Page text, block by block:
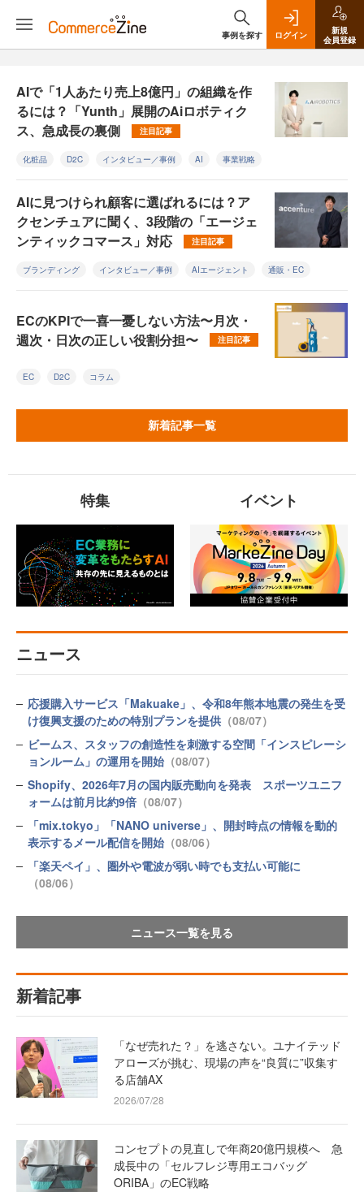
事例を探す ログイン
新規
会員登録
AIで「1人あたり売上8億円」の組織を作
るには？「Yunth」展開のAiロボティク
ス、急成長の裏側
注目記事
化粧品 D2C インタビュー／事例 AI 事業戦略
AIに見つけられ顧客に選ばれるには？ア
クセンチュアに聞く、3段階の「エージェ
ンティックコマース」対応
注目記事
ブランディング インタビュー／事例 AIエージェント 通販・EC
ECのKPIで一喜一憂しない方法〜月次・
週次・日次の正しい役割分担〜
注目記事
EC D2C コラム
新着記事一覧
特集 イベント
ニュース
応援購入サービス「Makuake」、令和8年熊本地震の発生を受
け復興支援のための特別プランを提供 （08/07）
ビームス、スタッフの創造性を刺激する空間「インスピレーシ
ョンルーム」の運用を開始 （08/07）
Shopify、2026年7月の国内販売動向を発表 スポーツユニフ
ォームは前月比約9倍 （08/07）
「mix.tokyo」「NANO universe」、開封時点の情報を動的
表示するメール配信を開始 （08/06）
「楽天ペイ」、圏外や電波が弱い時でも支払い可能に
（08/06）
ニュース一覧を見る
新着記事
「なぜ売れた？」を逃さない。ユナイテッド
アローズが挑む、現場の声を“良質に”収集す
る店舗AX
2026/07/28
コンセプトの見直しで年商20億円規模へ 急
成長中の「セルフレジ専用エコバッグ
ORIBA」のEC戦略